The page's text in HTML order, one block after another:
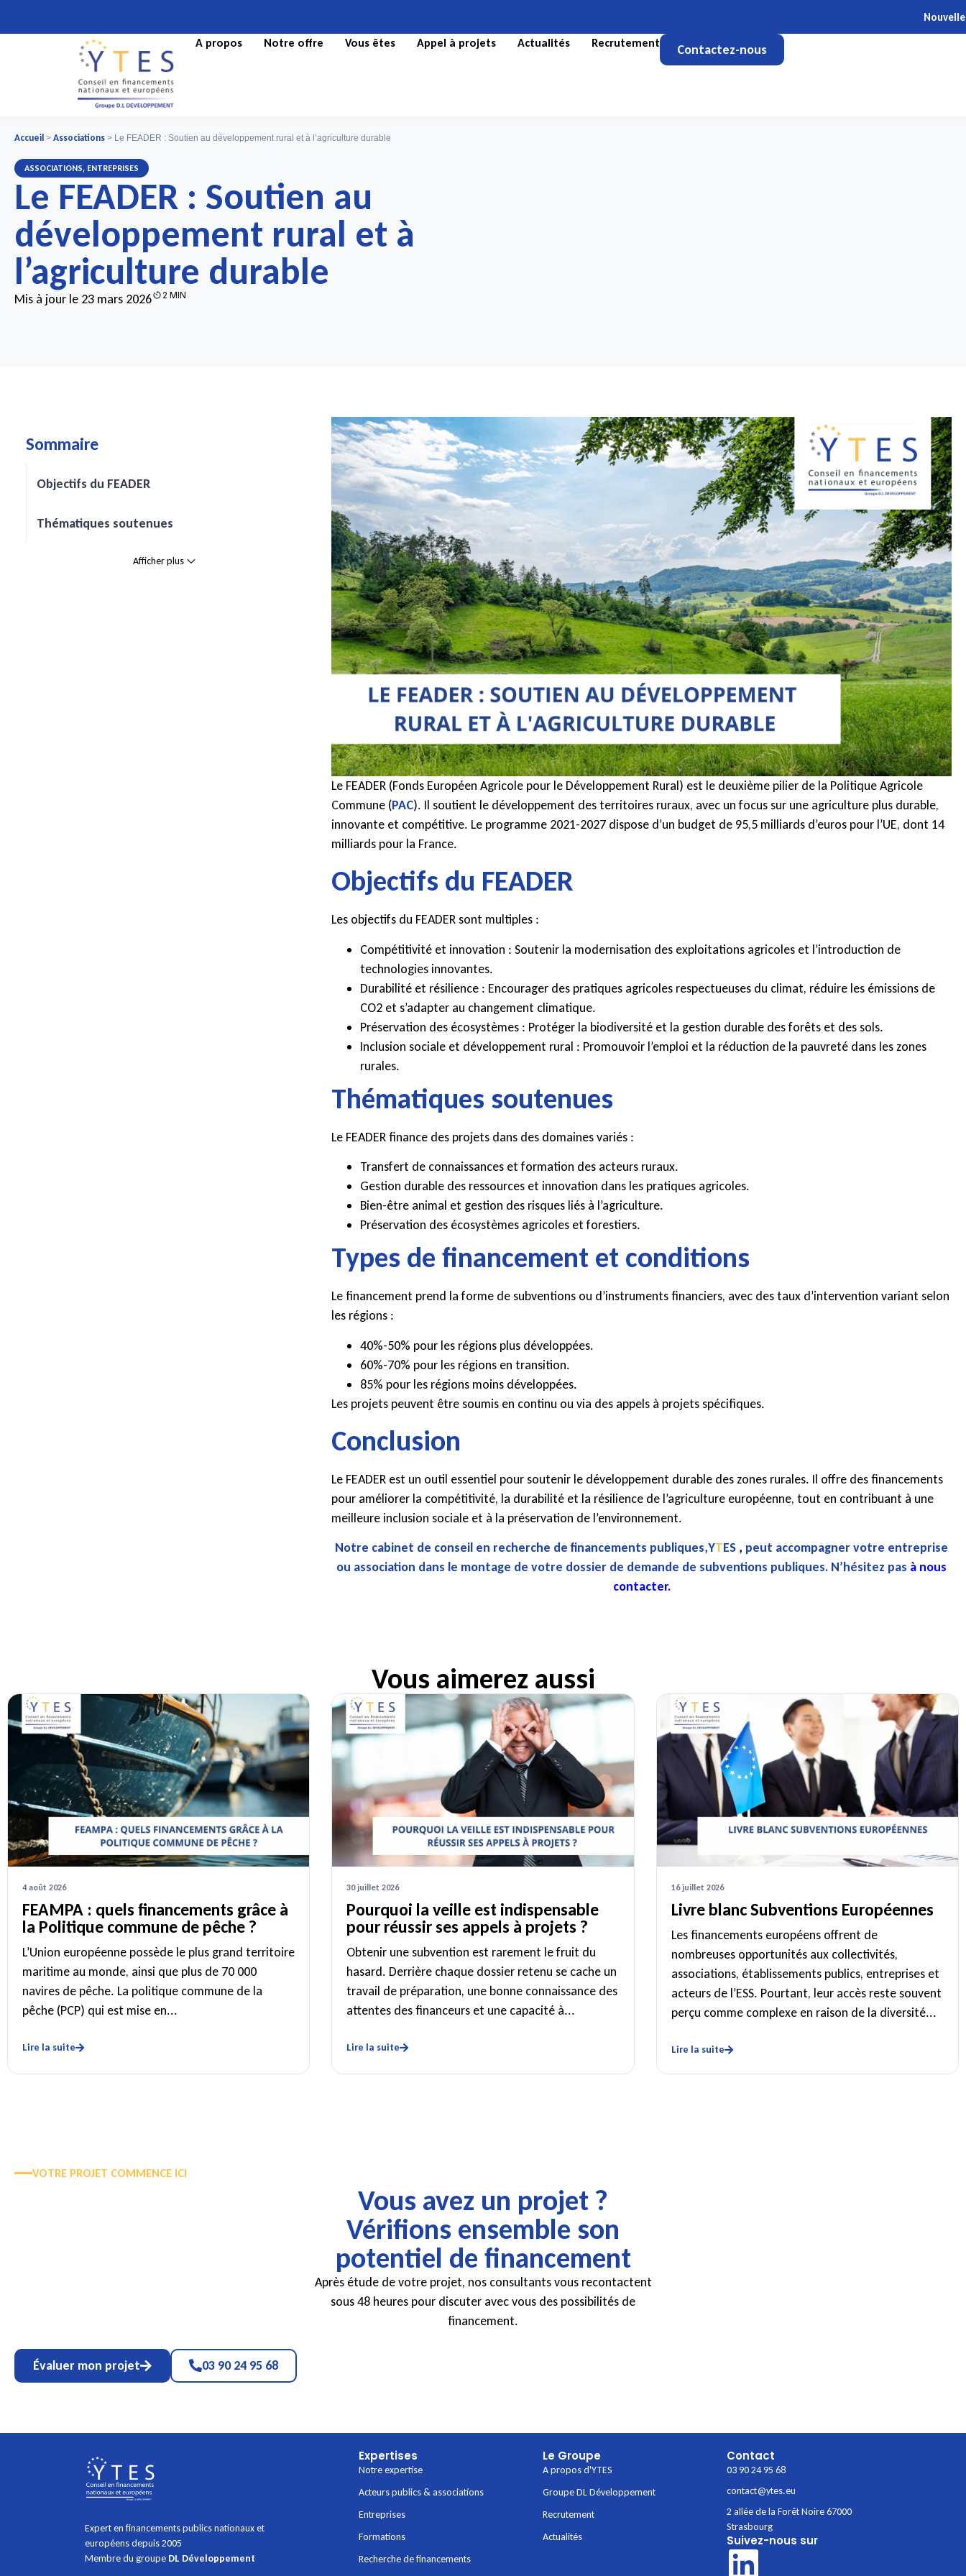
Nouvelle
A propos Notre offre Vous êtes Appel à projets Actualités Recrutement Contactez-nous
Accueil > Associations > Le FEADER : Soutien au développement rural et à l’agriculture durable
ASSOCIATIONS, ENTREPRISES
Le FEADER : Soutien au
développement rural et à
l’agriculture durable
Mis à jour le 23 mars 2026 2 MIN
Sommaire
Objectifs du FEADER
Thématiques soutenues
Afficher plus
Le FEADER (Fonds Européen Agricole pour le Développement Rural) est le deuxième pilier de la Politique Agricole
Commune (PAC). Il soutient le développement des territoires ruraux, avec un focus sur une agriculture plus durable,
innovante et compétitive. Le programme 2021-2027 dispose d’un budget de 95,5 milliards d’euros pour l’UE, dont 14
milliards pour la France.
Objectifs du FEADER
Les objectifs du FEADER sont multiples :
Compétitivité et innovation : Soutenir la modernisation des exploitations agricoles et l’introduction de
technologies innovantes.
Durabilité et résilience : Encourager des pratiques agricoles respectueuses du climat, réduire les émissions de
CO2 et s’adapter au changement climatique.
Préservation des écosystèmes : Protéger la biodiversité et la gestion durable des forêts et des sols.
Inclusion sociale et développement rural : Promouvoir l’emploi et la réduction de la pauvreté dans les zones
rurales.
Thématiques soutenues
Le FEADER finance des projets dans des domaines variés :
Transfert de connaissances et formation des acteurs ruraux.
Gestion durable des ressources et innovation dans les pratiques agricoles.
Bien-être animal et gestion des risques liés à l’agriculture.
Préservation des écosystèmes agricoles et forestiers.
Types de financement et conditions
Le financement prend la forme de subventions ou d’instruments financiers, avec des taux d’intervention variant selon
les régions :
40%-50% pour les régions plus développées.
60%-70% pour les régions en transition.
85% pour les régions moins développées.
Les projets peuvent être soumis en continu ou via des appels à projets spécifiques.
Conclusion
Le FEADER est un outil essentiel pour soutenir le développement durable des zones rurales. Il offre des financements
pour améliorer la compétitivité, la durabilité et la résilience de l’agriculture européenne, tout en contribuant à une
meilleure inclusion sociale et à la préservation de l’environnement.
Notre cabinet de conseil en recherche de financements publiques,YTES , peut accompagner votre entreprise
ou association dans le montage de votre dossier de demande de subventions publiques. N’hésitez pas à nous
contacter.
Vous aimerez aussi
4 août 2026
FEAMPA : quels financements grâce à
la Politique commune de pêche ?
L’Union européenne possède le plus grand territoire
maritime au monde, ainsi que plus de 70 000
navires de pêche. La politique commune de la
pêche (PCP) qui est mise en...
Lire la suite
30 juillet 2026
Pourquoi la veille est indispensable
pour réussir ses appels à projets ?
Obtenir une subvention est rarement le fruit du
hasard. Derrière chaque dossier retenu se cache un
travail de préparation, une bonne connaissance des
attentes des financeurs et une capacité à...
Lire la suite
16 juillet 2026
Livre blanc Subventions Européennes
Les financements européens offrent de
nombreuses opportunités aux collectivités,
associations, établissements publics, entreprises et
acteurs de l’ESS. Pourtant, leur accès reste souvent
perçu comme complexe en raison de la diversité...
Lire la suite
VOTRE PROJET COMMENCE ICI
Vous avez un projet ?
Vérifions ensemble son
potentiel de financement
Après étude de votre projet, nos consultants vous recontactent
sous 48 heures pour discuter avec vous des possibilités de
financement.
Évaluer mon projet 03 90 24 95 68
Expert en financements publics nationaux et
européens depuis 2005
Membre du groupe DL Développement
Expertises
Notre expertise
Acteurs publics & associations
Entreprises
Formations
Recherche de financements
Le Groupe
A propos d'YTES
Groupe DL Développement
Recrutement
Actualités
Contact
03 90 24 95 68
contact@ytes.eu
2 allée de la Forêt Noire 67000
Strasbourg
Suivez-nous sur